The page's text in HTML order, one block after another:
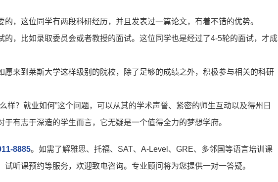
，这位同学有两段科研经历，并且发表过一篇论文，有着不错的优势。
的，比如录取委员会或者教授的面试。这位同学也是经过了4-5轮的面试，才成
愿来到莱斯大学这样级别的院校，除了足够的成绩之外，积极参与相关的科研
样？就业如何”这个问题，可以从其的学术声誉、紧密的师生互动以及得州日
有志于深造的学生而言，它无疑是一个值得全力的梦想学府。
8885。如需了解雅思、托福、SAT、A-Level、GRE、多邻国等语言培训课
听课预约等服务，欢迎致电咨询。专业顾问将为您提供一对一答疑。
我已阅读并同意 《用户服务条款及隐私政策》